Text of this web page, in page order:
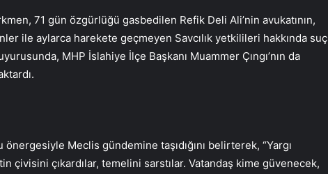
71 gün özgürlüğü gasbedilen Refik Deli Ali’nin avukatının,
ile aylarca harekete geçmeyen Savcılık yetkilileri hakkında suç
MHP İslahiye İlçe Başkanı Muammer Çıngı’nın da
Meclis gündemine taşıdığını belirterek, “Yargı
çivisini çıkardılar, temelini sarstılar. Vatandaş kime güvenecek,